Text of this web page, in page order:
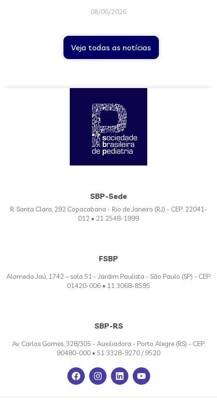
08/06/2026
Veja todas as notícias
SBP-Sede
R. Santa Clara, 292 Copacabana - Rio de Janeiro (RJ) - CEP: 22041-
012 • 21 2548-1999
FSBP
Alameda Jaú, 1742 – sala 51 - Jardim Paulista - São Paulo (SP) - CEP:
01420-006 • 11 3068-8595
SBP-RS
Av. Carlos Gomes, 328/305 - Auxiliadora - Porto Alegre (RS) - CEP:
90480-000 • 51 3328-9270 / 9520